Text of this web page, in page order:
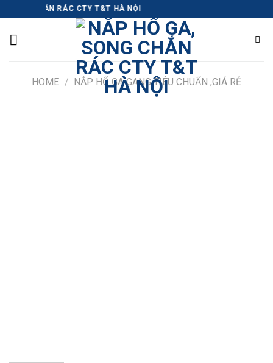
content
CHẮN RÁC CTY T&T HÀ NỘI
HOME / NẮP HỐ GA GANG TIÊU CHUẨN ,GIÁ RẺ